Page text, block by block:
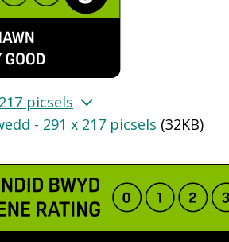
picsels
- 291 x 217 picsels (32KB)